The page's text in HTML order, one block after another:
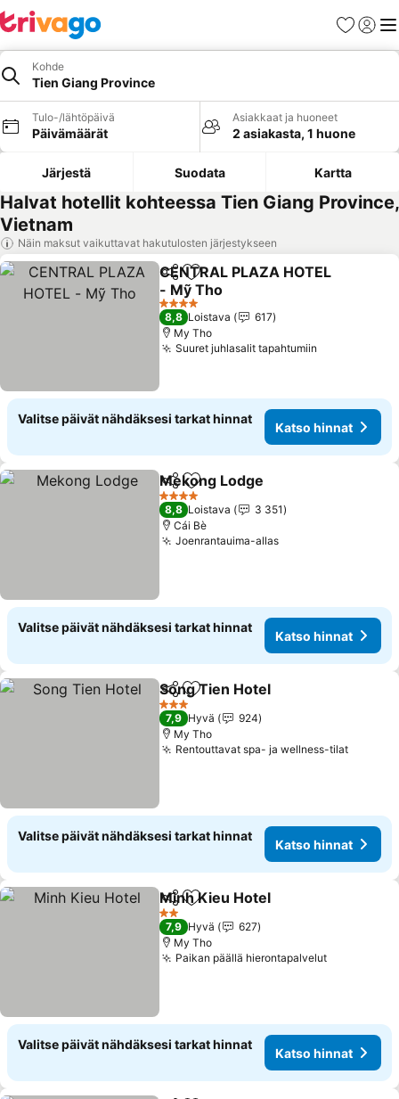
Suosikit
Kohde
Tien Giang Province
Tulo-/lähtöpäivä
Päivämäärät
Asiakkaat ja huoneet
2 asiakasta, 1 huone
Järjestä Suodata Kartta
Halvat hotellit kohteessa Tien Giang Province,
Vietnam
Näin maksut vaikuttavat hakutulosten järjestykseen
Jaa Lisää suosikkeihin
CENTRAL PLAZA HOTEL
- Mỹ Tho
Katso hinnat
4 Tähtiluokitus
8,8 Loistava
617
My Tho
Suuret juhlasalit tapahtumiin
Valitse päivät nähdäksesi tarkat hinnat
Katso hinnat
Jaa Lisää suosikkeihin
Mekong Lodge
4 Tähtiluokitus
8,8 Loistava
3 351
Cái Bè
Joenrantauima-allasKatso hinnat
Valitse päivät nähdäksesi tarkat hinnat
Katso hinnat
Jaa Lisää suosikkeihin
Song Tien Hotel
3 Tähtiluokitus
7,9 Hyvä
924
My Tho
Rentouttavat spa- ja wellness-tilatKatso
Valitse päivät nähdäksesi tarkat hinnat
Katso hinnat
Jaa Lisää suosikkeihin
Minh Kieu Hotel
2 Tähtiluokitus
7,9 Hyvä
627
My Tho
Paikan päällä hierontapalvelutKatso
Valitse päivät nähdäksesi tarkat hinnat
Katso hinnat